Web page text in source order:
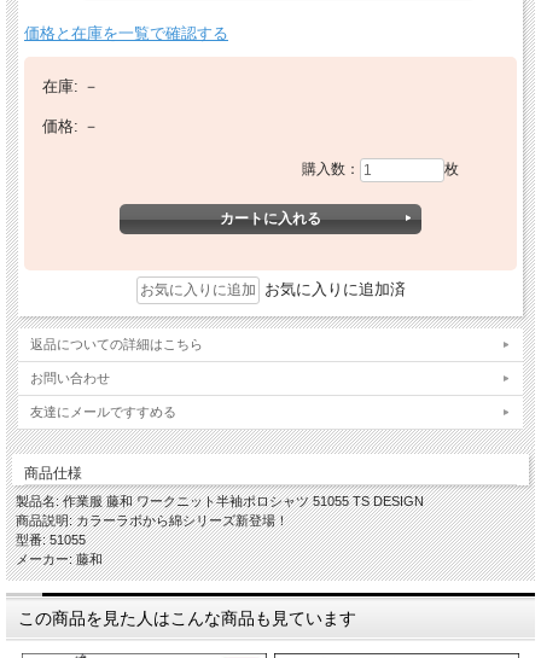
価格と在庫を一覧で確認する
在庫: －
価格: －
購入数： 枚
お気に入りに追加済
返品についての詳細はこちら
お問い合わせ
友達にメールですすめる
商品仕様
製品名: 作業服 藤和 ワークニット半袖ポロシャツ 51055 TS DESIGN
商品説明: カラーラボから綿シリーズ新登場！
型番: 51055
メーカー: 藤和
この商品を見た人はこんな商品も見ています